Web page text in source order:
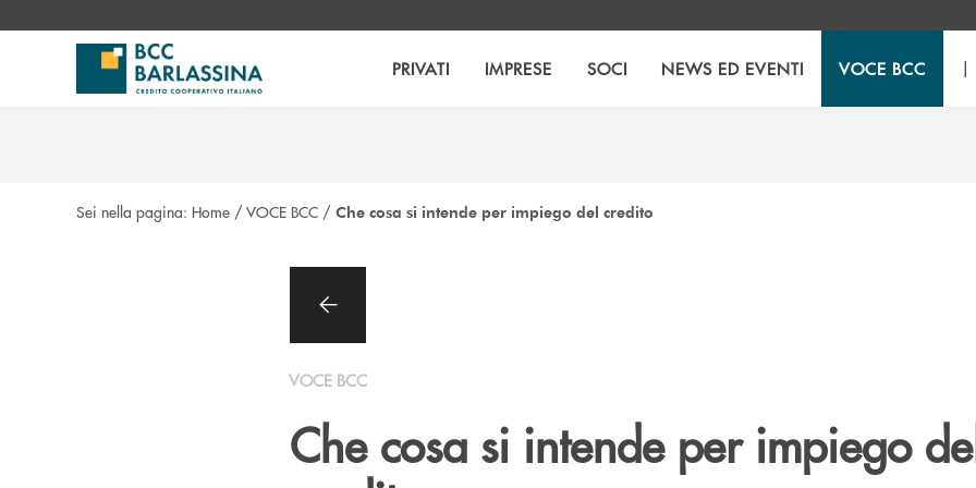
PRIVATI IMPRESE SOCI NEWS ED EVENTI VOCE BCC |
Sei nella pagina: Home / VOCE BCC / Che cosa si intende per impiego del credito
VOCE BCC
Che cosa si intende per impiego